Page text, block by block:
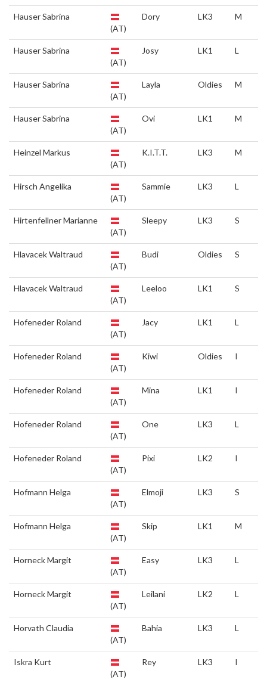
Hauser Sabrina
(AT)
Dory LK3 M
Hauser Sabrina
(AT)
Josy LK1 L
Hauser Sabrina
(AT)
Layla Oldies M
Hauser Sabrina
(AT)
Ovi LK1 M
Heinzel Markus
(AT)
K.I.T.T. LK3 M
Hirsch Angelika
(AT)
Sammie LK3 L
Hirtenfellner Marianne
(AT)
Sleepy LK3 S
Hlavacek Waltraud
(AT)
Budi Oldies S
Hlavacek Waltraud
(AT)
Leeloo LK1 S
Hofeneder Roland
(AT)
Jacy LK1 L
Hofeneder Roland
(AT)
Kiwi Oldies I
Hofeneder Roland
(AT)
Mina LK1 I
Hofeneder Roland
(AT)
One LK3 L
Hofeneder Roland
(AT)
Pixi LK2 I
Hofmann Helga
(AT)
Elmoji LK3 S
Hofmann Helga
(AT)
Skip LK1 M
Horneck Margit
(AT)
Easy LK3 L
Horneck Margit
(AT)
Leilani LK2 L
Horvath Claudia
(AT)
Bahia LK3 L
Iskra Kurt
(AT)
Rey LK3 I